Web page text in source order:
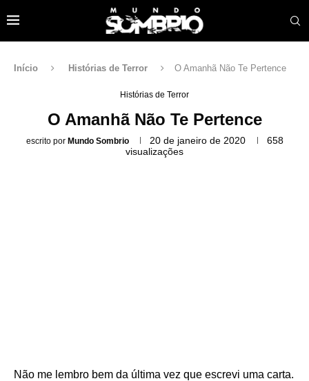
Início Histórias de Terror O Amanhã Não Te Pertence
Histórias de Terror
O Amanhã Não Te Pertence
escrito por Mundo Sombrio 20 de janeiro de 2020
658
visualizações
Não me lembro bem da última vez que escrevi uma carta.